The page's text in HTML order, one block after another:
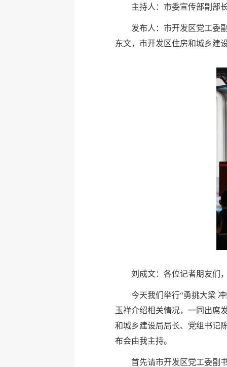
主持人：市委宣传部副部
发布人：市开发区党工委
东文，市开发区住房和城乡建
刘成文：各位记者朋友们
今天我们举行“勇挑大梁
玉祥介绍相关情况，一同出席
和城乡建设局局长、党组书记
布会由我主持。
首先请市开发区党工委副